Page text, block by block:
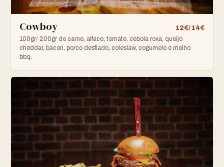
Cowboy
12€/ 14€
100gr/ 200gr de carne, alface, tomate, cebola roxa, queijo
cheddar, bacon, porco desfiado, coleslaw, cogumelo e molho
bbq.